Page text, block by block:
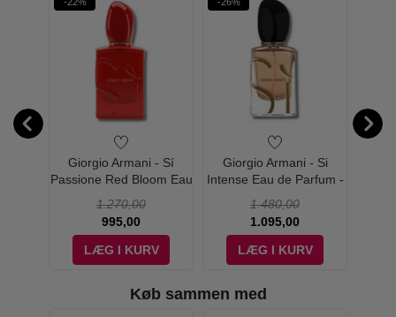
Giorgio Armani - Sí
Passione Red Bloom Eau
1.270,00
995,00
LÆG I KURV
Giorgio Armani - Si
Intense Eau de Parfum -
1.480,00
1.095,00
LÆG I KURV
Køb sammen med